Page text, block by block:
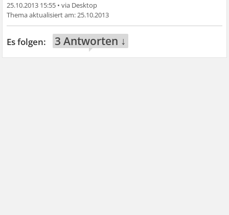
25.10.2013 15:55 •
25.10.2013
3 Antworten ↓